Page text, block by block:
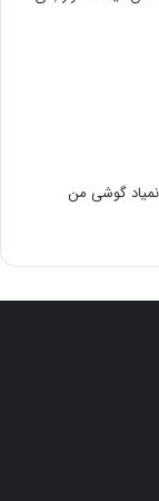
آی ۱۲ برای من نمیاد گوشی من